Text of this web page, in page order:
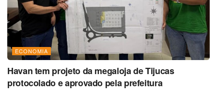
ECONOMIA
Havan tem projeto da megaloja de Tijucas
protocolado e aprovado pela prefeitura